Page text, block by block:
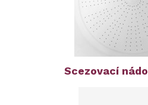
Scezovací